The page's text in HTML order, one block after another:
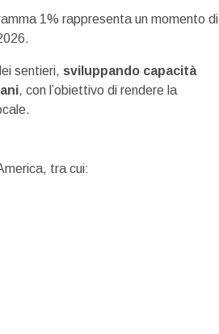
1% rappresenta un momento di
sentieri, sviluppando capacità
, con l’obiettivo di rendere la
tra cui: